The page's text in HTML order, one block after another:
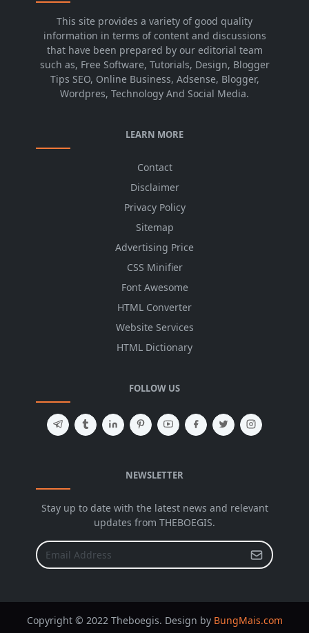
This site provides a variety of good quality
information in terms of content and discussions
that have been prepared by our editorial team
such as, Free Software, Tutorials, Design, Blogger
Tips SEO, Online Business, Adsense, Blogger,
Wordpres, Technology And Social Media.
LEARN MORE
Contact
Disclaimer
Privacy Policy
Sitemap
Advertising Price
CSS Minifier
Font Awesome
HTML Converter
Website Services
HTML Dictionary
FOLLOW US
NEWSLETTER
Stay up to date with the latest news and relevant
updates from THEBOEGIS.
Copyright © 2022 Theboegis. Design by BungMais.com